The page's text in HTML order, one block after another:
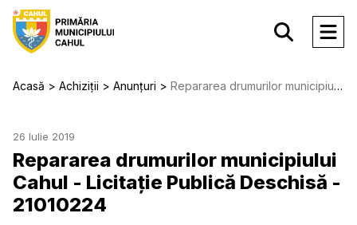
Acasă Achiziții Anunțuri Repararea drumurilor municipiului Cahul - Licitație Publică Deschisă - 21010224
26 Iulie 2019
Repararea drumurilor municipiului
Cahul - Licitație Publică Deschisă -
21010224